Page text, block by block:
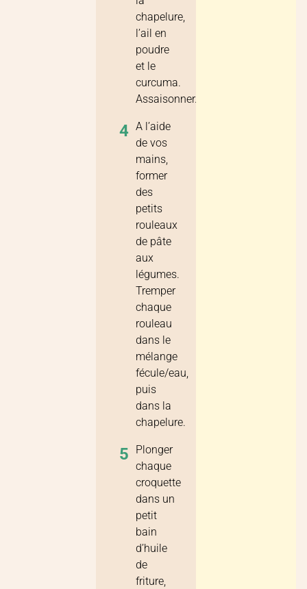
chapelure,
l’ail en
poudre
et le
curcuma.
Assaisonner.
4 A l’aide
de vos
mains,
former
des
petits
rouleaux
de pâte
aux
légumes.
Tremper
chaque
rouleau
dans le
mélange
fécule/eau,
puis
dans la
chapelure.
5
Plonger
chaque
croquette
dans un
petit
bain
d’huile
de
friture,